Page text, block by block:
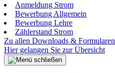
Anmeldung Strom
Bewerbung Allgemein
Bewerbung Lehre
Zählerstand Strom
Zu allen Downloads & Formularen
Hier gelangen Sie zur Übersicht